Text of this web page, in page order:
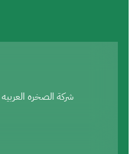
شركة الصخره